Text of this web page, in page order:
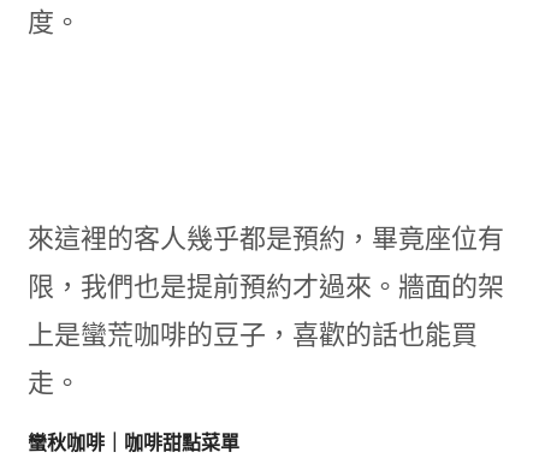
度。
來這裡的客人幾乎都是預約，畢竟座位有
限，我們也是提前預約才過來。牆面的架
上是蠻荒咖啡的豆子，喜歡的話也能買
走。
蠻秋咖啡｜咖啡甜點菜單